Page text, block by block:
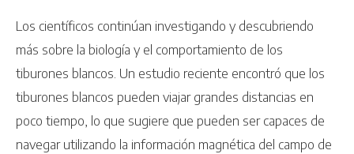
Los científicos continúan investigando y descubriendo
más sobre la biología y el comportamiento de los
tiburones blancos. Un estudio reciente encontró que los
tiburones blancos pueden viajar grandes distancias en
poco tiempo, lo que sugiere que pueden ser capaces de
navegar utilizando la información magnética del campo de